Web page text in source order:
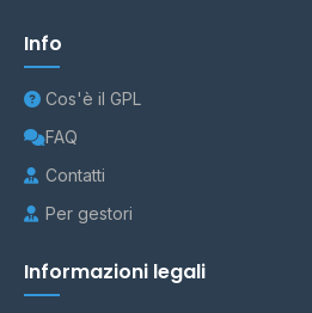
Info
Cos'è il GPL
FAQ
Contatti
Per gestori
Informazioni legali